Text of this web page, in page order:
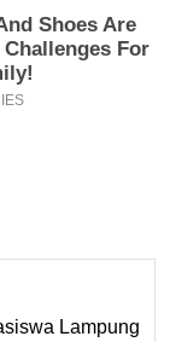
Lampung